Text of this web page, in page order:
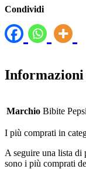
Condividi
Informazioni
Marchio Bibite Pepsi
I più comprati in
A seguire una lista di
sono i più comprati